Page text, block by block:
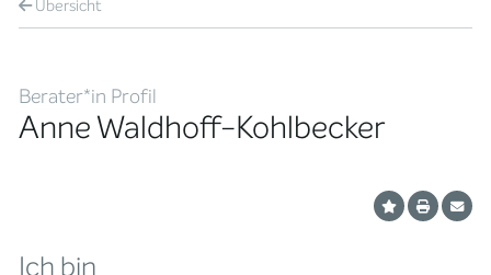
Übersicht
Berater*in Profil
Anne Waldhoff-Kohlbecker
Ich bin